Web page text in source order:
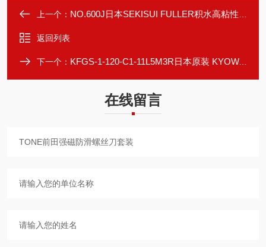
上一个： NO.600J日本SEKISUI FULLER积水高粘性布基胶带
返回列表
下一个： KFGS-1-120-C1-11L5M3R日本原装 KYOWA 共和多功能应变片
在线留言